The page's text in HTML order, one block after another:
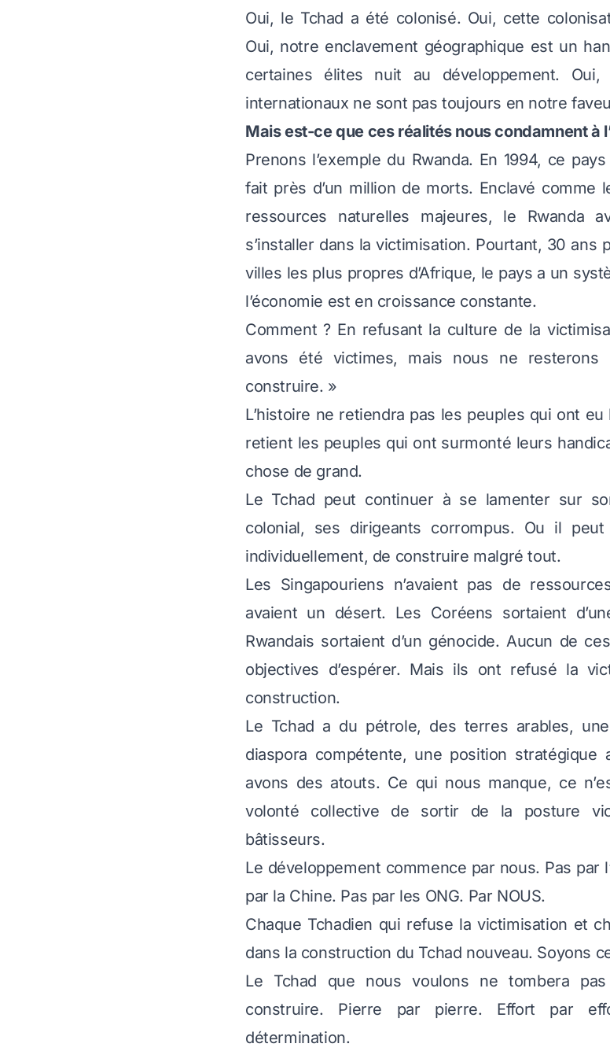
Oui, le Tchad a été colonisé. Oui, cette
Oui, notre enclavement géographique est un
certaines élites nuit au développement. Oui,
internationaux ne sont pas toujours en notre
Mais est-ce que ces réalités nous condamnent à
Prenons l’exemple du Rwanda. En 1994, ce
fait près d’un million de morts. Enclavé comme
ressources naturelles majeures, le Rwanda
s’installer dans la victimisation. Pourtant, 30 ans
villes les plus propres d’Afrique, le pays a un
l’économie est en croissance constante.
Comment ? En refusant la culture de la
avons été victimes, mais nous ne resterons
construire. »
L’histoire ne retiendra pas les peuples qui ont
retient les peuples qui ont surmonté leurs
chose de grand.
Le Tchad peut continuer à se lamenter sur
colonial, ses dirigeants corrompus. Ou il
individuellement, de construire malgré tout.
Les Singapouriens n’avaient pas de
avaient un désert. Les Coréens sortaient
Rwandais sortaient d’un génocide. Aucun de
objectives d’espérer. Mais ils ont refusé la
construction.
Le Tchad a du pétrole, des terres arables,
diaspora compétente, une position stratégique
avons des atouts. Ce qui nous manque, ce
volonté collective de sortir de la posture
bâtisseurs.
Le développement commence par nous. Pas par
par la Chine. Pas par les ONG. Par NOUS.
Chaque Tchadien qui refuse la victimisation et
dans la construction du Tchad nouveau. Soyons
Le Tchad que nous voulons ne tombera
construire. Pierre par pierre. Effort par
détermination.